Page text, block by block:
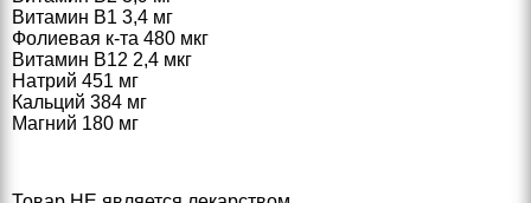
Витамин В1 3,4 мг
Фолиевая к-та 480 мкг
Витамин В12 2,4 мкг
Натрий 451 мг
Кальций 384 мг
Магний 180 мг